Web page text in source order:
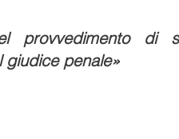
provvedimento
giudice penale»